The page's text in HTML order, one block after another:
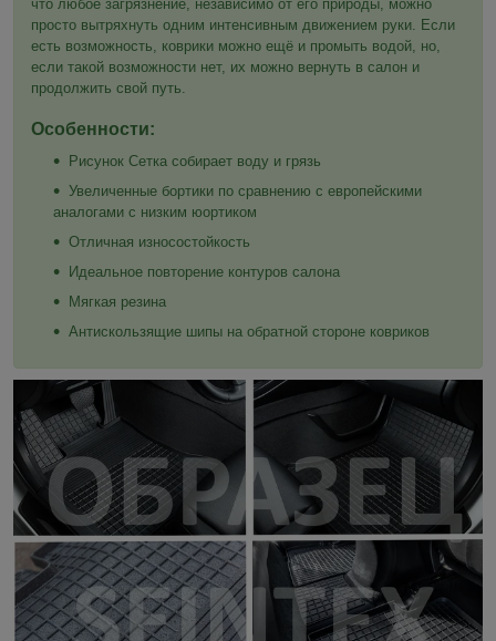
что любое загрязнение, независимо от его природы, можно
просто вытряхнуть одним интенсивным движением руки. Если
есть возможность, коврики можно ещё и промыть водой, но,
если такой возможности нет, их можно вернуть в салон и
продолжить свой путь.
Особенности:
Рисунок Сетка собирает воду и грязь
Увеличенные бортики по сравнению с европейскими
аналогами с низким юортиком
Отличная износостойкость
Идеальное повторение контуров салона
Мягкая резина
Антискользящие шипы на обратной стороне ковриков